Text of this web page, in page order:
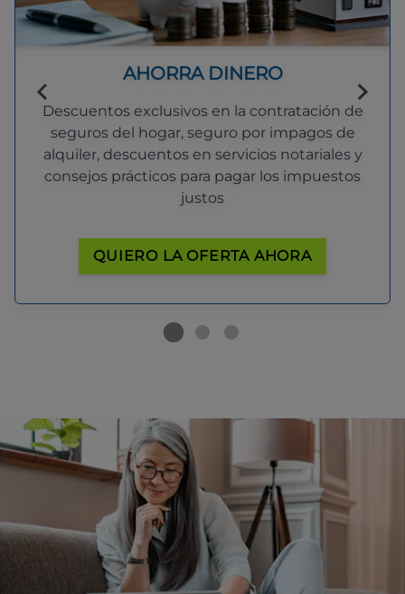
AHORRA DINERO
Descuentos exclusivos en la contratación de
seguros del hogar, seguro por impagos de
alquiler, descuentos en servicios notariales y
consejos prácticos para pagar los impuestos
justos
QUIERO LA OFERTA AHORA